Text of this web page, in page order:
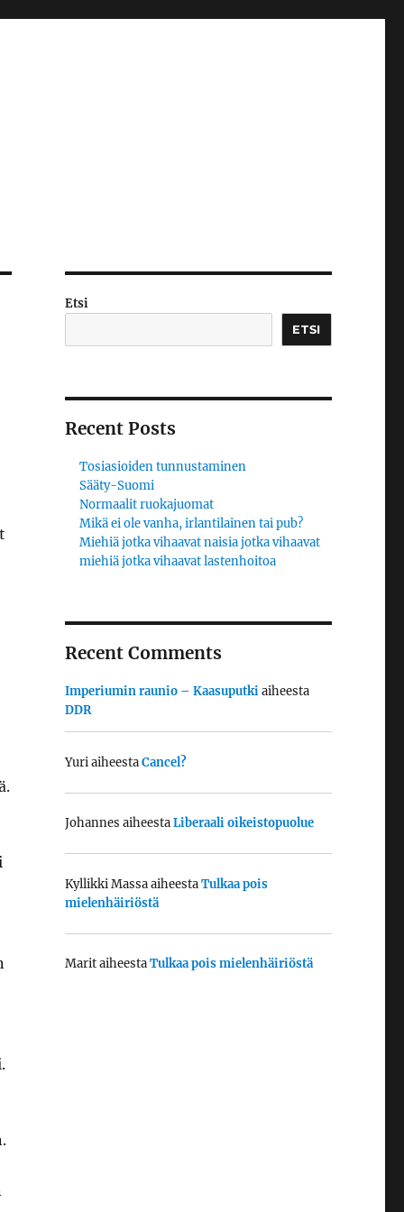
Etsi
ETSI
Recent Posts
Tosiasioiden tunnustaminen
Sääty-Suomi
Normaalit ruokajuomat
Mikä ei ole vanha, irlantilainen tai pub?
Miehiä jotka vihaavat naisia jotka vihaavat
miehiä jotka vihaavat lastenhoitoa
Recent Comments
Imperiumin raunio – Kaasuputkiaiheesta
DDR
YuriaiheestaCancel?
Johannes aiheestaLiberaali oikeistopuolue
Kyllikki MassaaiheestaTulkaa pois
mielenhäiriöstä
MaritaiheestaTulkaa pois mielenhäiriöstä